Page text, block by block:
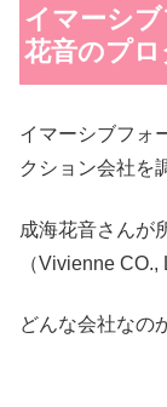
イマーシ
花音のプ
イマーシブフォ
クション会社を
成海花音さんが
（Vivienne CO.,
どんな会社なの